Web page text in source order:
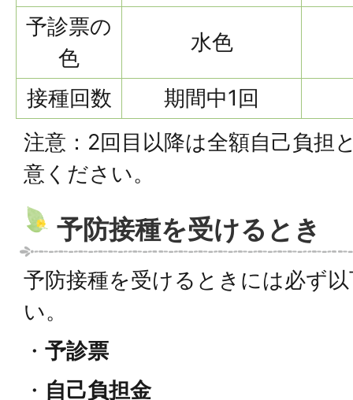
予診票の
色
水色
接種回数
期間中1回
注意：2回目以降は全額自己負担
意ください。
予防接種を受けるとき
予防接種を受けるときには必ず
い。
・ 予診票
・ 自己負担金